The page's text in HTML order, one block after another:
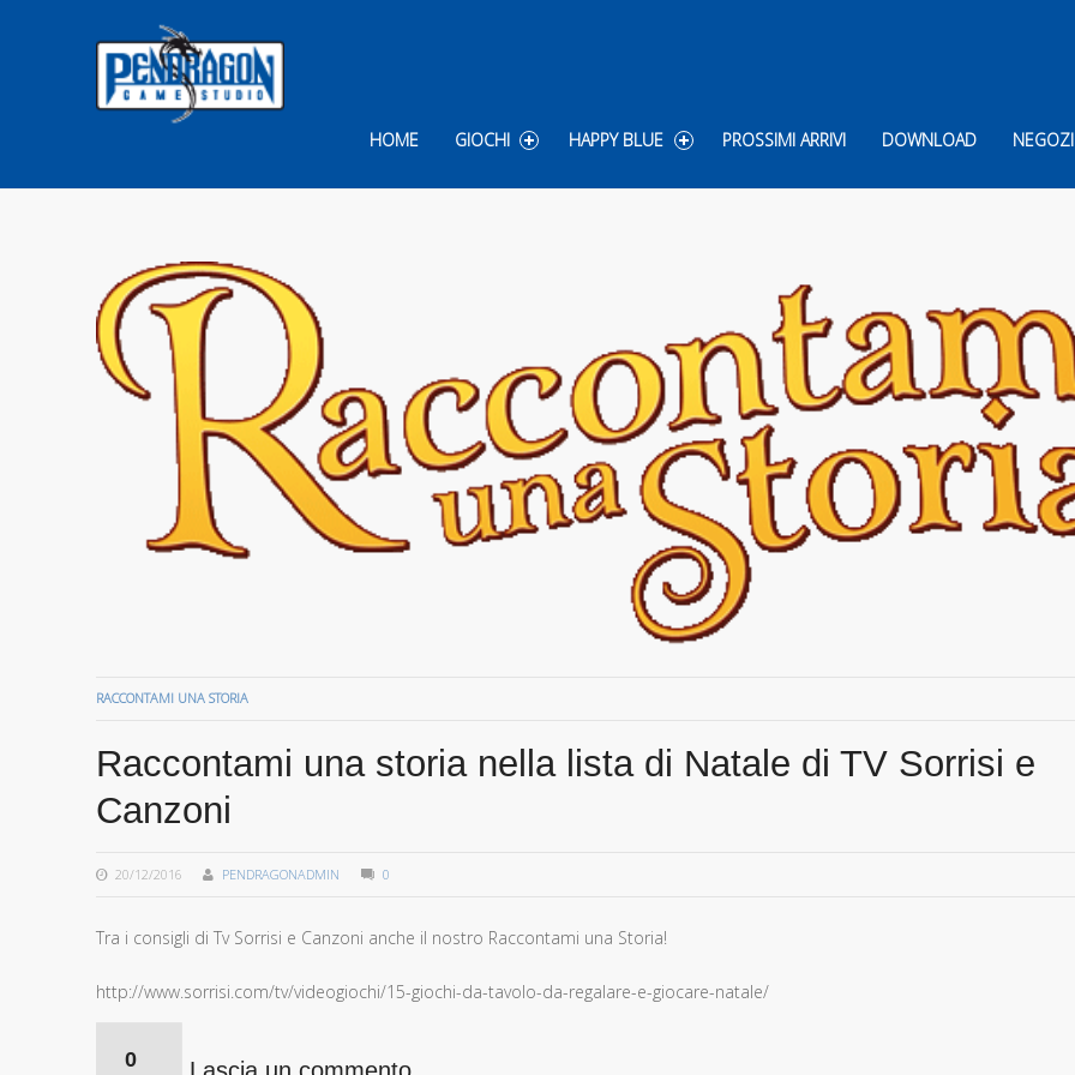
HOME
GIOCHI HAPPY BLUE PROSSIMI ARRIVI DOWNLOAD NEGOZI
RACCONTAMI UNA STORIA
Raccontami una storia nella lista di Natale di TV Sorrisi e
Canzoni
20/12/2016 PENDRAGONADMIN 0
Tra i consigli di Tv Sorrisi e Canzoni anche il nostro Raccontami una Storia!
http://www.sorrisi.com/tv/videogiochi/15-giochi-da-tavolo-da-regalare-e-giocare-natale/
0